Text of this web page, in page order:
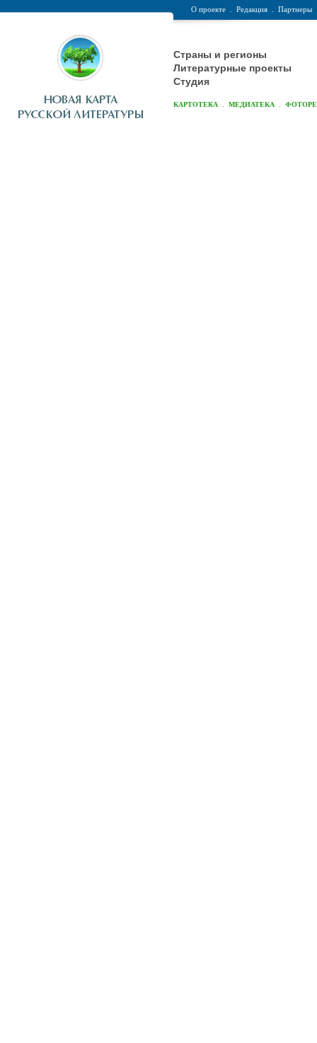
О проекте Редакция Партнеры
Страны и регионы
Литературные проекты
Студия
КАРТОТЕКА МЕДИАТЕКА